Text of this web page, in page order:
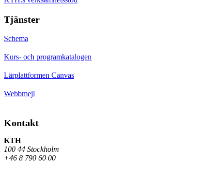
Tjänster
Schema
Kurs- och programkatalogen
Lärplattformen Canvas
Webbmejl
Kontakt
KTH
100 44 Stockholm
+46 8 790 60 00